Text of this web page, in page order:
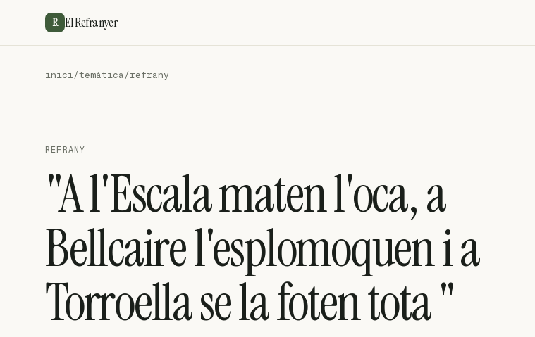
R El Refranyer
inici/temàtica/refrany
REFRANY
"A l'Escala maten l'oca, a
Bellcaire l'esplomoquen i a
Torroella se la foten tota "